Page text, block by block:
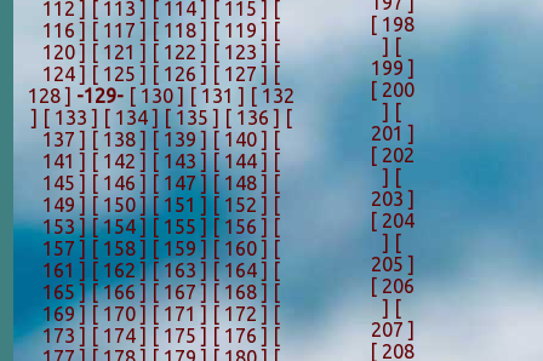
[ 198
] [
199 ]
[ 200
] [
201 ]
[ 202
] [
203 ]
[ 204
] [
205 ]
[ 206
][
207 ]
[ 208
112 ] [ 113 ] [ 114 ] [ 115 ] [
116 ] [ 117 ] [ 118 ] [ 119 ] [
120 ] [ 121 ] [ 122 ] [ 123 ] [
124 ] [ 125 ] [ 126 ] [ 127 ][
128 ] -129- [ 130 ] [ 131 ] [ 132
] [ 133 ] [ 134 ] [ 135 ] [ 136 ] [
137 ] [ 138 ] [ 139 ] [ 140 ] [
141 ] [ 142 ] [ 143 ][ 144 ] [
145 ] [ 146 ] [ 147 ][ 148 ] [
149 ][ 150 ][ 151 ] [ 152 ] [
153 ][ 154 ] [ 155 ] [ 156 ] [
157 ] [ 158 ] [ 159 ] [ 160 ] [
161 ] [ 162 ][ 163 ][ 164 ] [
165 ][ 166 ][ 167 ][ 168 ] [
169 ][ 170 ][ 171 ] [ 172 ] [
173 ] [ 174 ] [ 175 ] [ 176 ] [